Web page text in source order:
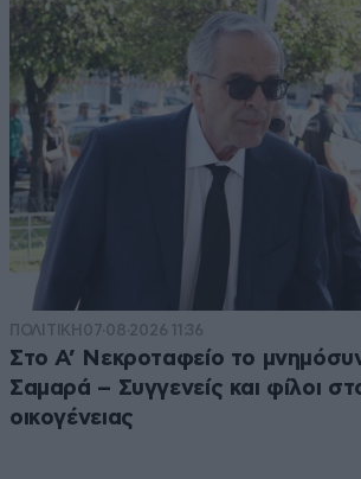
ΠΟΛΙΤΙΚΗ 07·08·2026 11:36
Στο Α’ Νεκροταφείο το
Σαμαρά – Συγγενείς και φίλοι
οικογένειας